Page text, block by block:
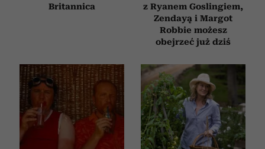
Britannica
z Ryanem Goslingiem,
Zendayą i Margot
Robbie możesz
obejrzeć już dziś